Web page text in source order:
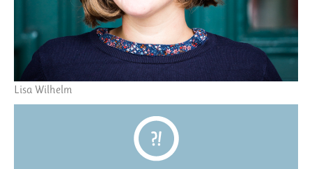
Lisa Wilhelm